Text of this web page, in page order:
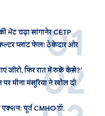
भेंट चढ़ा सांगानेर CETP
प्लांट फेल! ठेकेदार और
जीरो, फिर रात में रुकें कैसे?’
पर मीना मंसूरिया ने खोल दी
एक्शन: पूर्व CMHO डॉ.